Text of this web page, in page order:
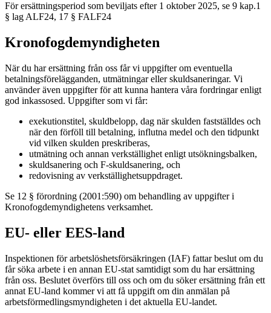
För ersättningsperiod som beviljats efter 1 oktober 2025, se 9 kap.1
§ lag ALF24, 17 § FALF24
Kronofogdemyndigheten
När du har ersättning från oss får vi uppgifter om eventuella
betalningsförelägganden, utmätningar eller skuldsaneringar. Vi
använder även uppgifter för att kunna hantera våra fordringar enligt
god inkassosed. Uppgifter som vi får:
exekutionstitel, skuldbelopp, dag när skulden fastställdes och
när den förföll till betalning, influtna medel och den tidpunkt
vid vilken skulden preskriberas,
utmätning och annan verkställighet enligt utsökningsbalken,
skuldsanering och F-skuldsanering, och
redovisning av verkställighetsuppdraget.
Se 12 § förordning (2001:590) om behandling av uppgifter i
Kronofogdemyndighetens verksamhet.
EU- eller EES-land
Inspektionen för arbetslöshetsförsäkringen (IAF) fattar beslut om du
får söka arbete i en annan EU-stat samtidigt som du har ersättning
från oss. Beslutet överförs till oss och om du söker ersättning från ett
annat EU-land kommer vi att få uppgift om din anmälan på
arbetsförmedlingsmyndigheten i det aktuella EU-landet.